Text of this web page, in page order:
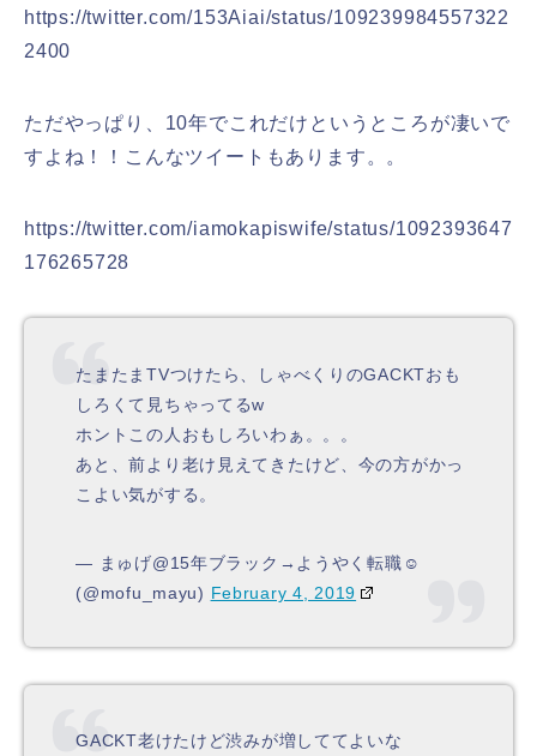
https://twitter.com/153Aiai/status/109239984557322
2400
ただやっぱり、10年でこれだけというところが凄いで
すよね！！こんなツイートもあります。。
https://twitter.com/iamokapiswife/status/1092393647
176265728
たまたまTVつけたら、しゃべくりのGACKTおも
しろくて見ちゃってるw
ホントこの人おもしろいわぁ。。。
あと、前より老け見えてきたけど、今の方がかっ
こよい気がする。
— まゅげ@15年ブラック→ようやく転職☺️
(@mofu_mayu) February 4, 2019
GACKT老けたけど渋みが増しててよいな